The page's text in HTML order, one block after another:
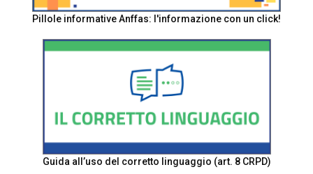
Pillole informative Anffas: l'informazione con un click!
Guida all’uso del corretto linguaggio (art. 8 CRPD)